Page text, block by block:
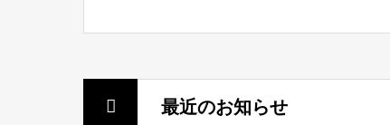
最近のお知らせ